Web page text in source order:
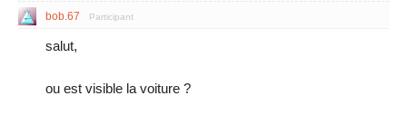
bob.67 Participant
salut,
ou est visible la voiture ?